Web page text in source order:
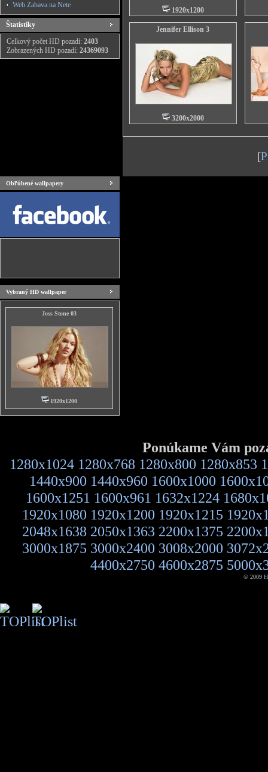
Web Zabava na Nete
Štatistiky
Celkový počet HD pozadí: 2403
Zobrazených HD pozadí: 24369093
1920x1200
Jennifer Ellison 3
3200x2000
[
Obľúbené wallpapery
Vybraný HD wallpaper
Joss Stone 03
1920x1200
Ponúkame Vám
1280x1024 1280x768 1280x800 1280x853
1440x900 1440x960 1600x1000
1600x1251 1600x961 1632x1224
1920x1080 1920x1200 1920x1215
2048x1638 2050x1363 2200x1375
3000x1875 3000x2400 3008x2000
4400x2750 4600x2875
© 2009